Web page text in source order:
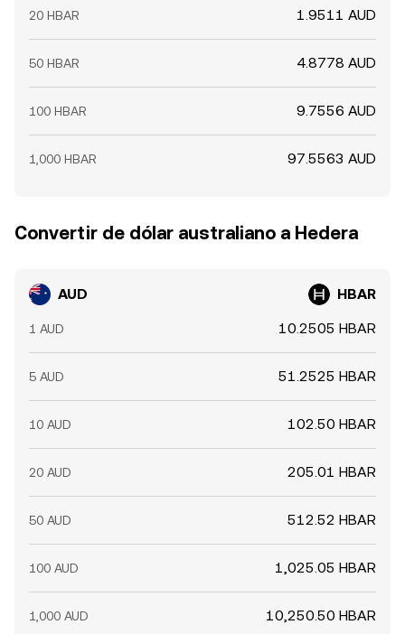
20 HBAR 1.9511 AUD
50 HBAR 4.8778 AUD
100 HBAR 9.7556 AUD
1,000 HBAR 97.5563 AUD
Convertir de dólar australiano a Hedera
AUD HBAR
1 AUD 10.2505 HBAR
5 AUD 51.2525 HBAR
10 AUD 102.50 HBAR
20 AUD 205.01 HBAR
50 AUD 512.52 HBAR
100 AUD 1,025.05 HBAR
1,000 AUD 10,250.50 HBAR